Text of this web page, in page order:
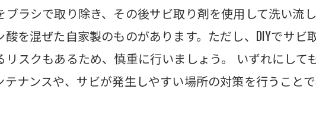
ブラシで取り除き、その後サビ取り剤を使用して洗い流
酸を混ぜた自家製のものがあります。ただし、DIYでサ
リスクもあるため、慎重に行いましょう。 いずれにし
テナンスや、サビが発生しやすい場所の対策を行うこと